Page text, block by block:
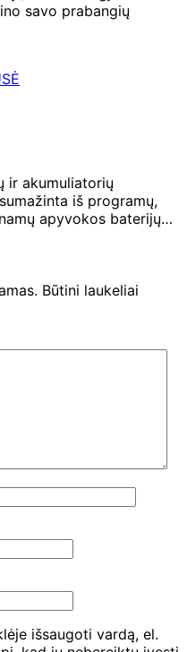
savo prabangių
ir akumuliatorių
iš programų,
apyvokos baterijų…
Būtini laukeliai
išsaugoti vardą, el.